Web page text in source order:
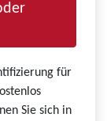
für
Sie sich in